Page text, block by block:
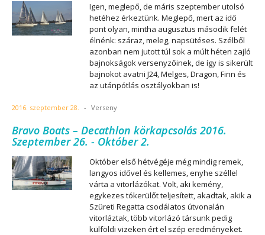
Igen, meglepő, de máris szeptember utolsó
hetéhez érkeztünk. Meglepő, mert az idő
pont olyan, mintha augusztus második felét
élnénk: száraz, meleg, napsütéses. Szélből
azonban nem jutott túl sok a múlt héten zajló
bajnokságok versenyzőinek, de így is sikerült
bajnokot avatni J24, Melges, Dragon, Finn és
az utánpótlás osztályokban is!
2016. szeptember 28. - Verseny
Bravo Boats – Decathlon körkapcsolás 2016.
Szeptember 26. - Október 2.
Október első hétvégéje még mindig remek,
langyos idővel és kellemes, enyhe széllel
várta a vitorlázókat. Volt, aki kemény,
egykezes tókerülőt teljesített, akadtak, akik a
Szüreti Regatta csodálatos útvonalán
vitorláztak, több vitorlázó társunk pedig
külföldi vizeken ért el szép eredményeket.